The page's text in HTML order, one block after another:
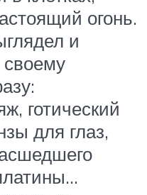
огонь.
и
своему
готический
для глаз,